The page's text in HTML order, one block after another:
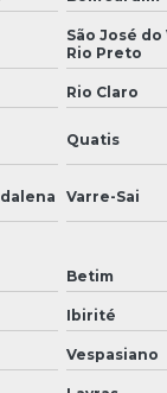
São José do
Rio Preto
Rio Claro
Quatis
Varre-Sai
Betim
Ibirité
Vespasiano